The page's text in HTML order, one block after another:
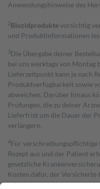
Anwendungshinweise des
2Biozidproduktevorsichtig
und Produktinformationen
3Die Übergabe deiner
bei uns werktags von Montag
Lieferzeitpunkt kann je nach
Produktverfügbarkeit sowie
abweichen. Darüber hinaus
Prüfungen, die zu deiner
Lieferfrist um die Dauer der
verlängern.
4Für
Rezept aus und der Patient
gesetzliche
Kosten dafür, der Versicherte
mit.